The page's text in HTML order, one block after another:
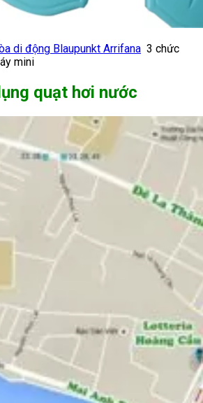
di động Blaupunkt Arrifana 3 chức
mini
quạt hơi nước